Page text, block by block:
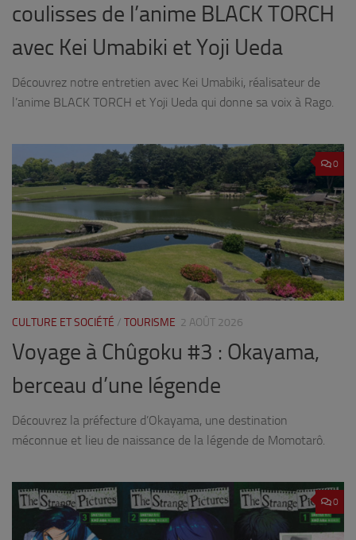
coulisses de l’anime BLACK TORCH
avec Kei Umabiki et Yoji Ueda
Découvrez notre entretien avec Kei Umabiki, réalisateur de
l’anime BLACK TORCH et Yoji Ueda qui donne sa voix à Rago.
0
CULTURE ET SOCIÉTÉ / TOURISME 2 AOÛT 2026
Voyage à Chûgoku #3 : Okayama,
berceau d’une légende
Découvrez la préfecture d’Okayama, une destination
méconnue et lieu de naissance de la légende de Momotarô.
0